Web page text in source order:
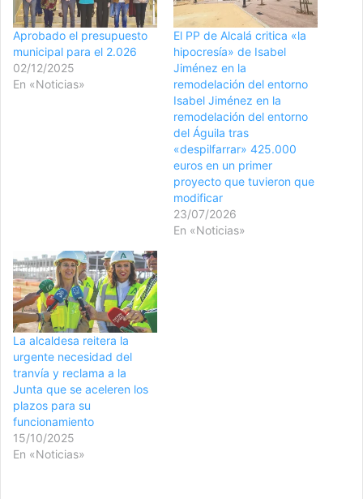
Aprobado el presupuesto
municipal para el 2.026
02/12/2025
En «Noticias»
El PP de Alcalá critica «la
hipocresía» de Isabel
Jiménez en la
remodelación del entorno
Isabel Jiménez en la
remodelación del entorno
del Águila tras
«despilfarrar» 425.000
euros en un primer
proyecto que tuvieron que
modificar
23/07/2026
En «Noticias»
La alcaldesa reitera la
urgente necesidad del
tranvía y reclama a la
Junta que se aceleren los
plazos para su
funcionamiento
15/10/2025
En «Noticias»